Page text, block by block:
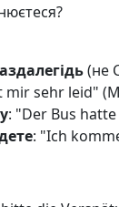
(не
mir sehr leid"
: "Der Bus
: "Ich